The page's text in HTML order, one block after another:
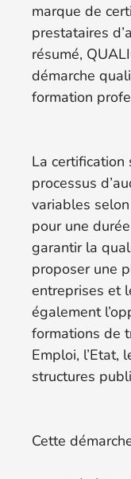
marque de
prestataires
résumé,
démarche
formation
La certification
processus
variables
pour une
garantir la
proposer une
entreprises et
également
formations de
Emploi, l’Etat,
structures
Cette